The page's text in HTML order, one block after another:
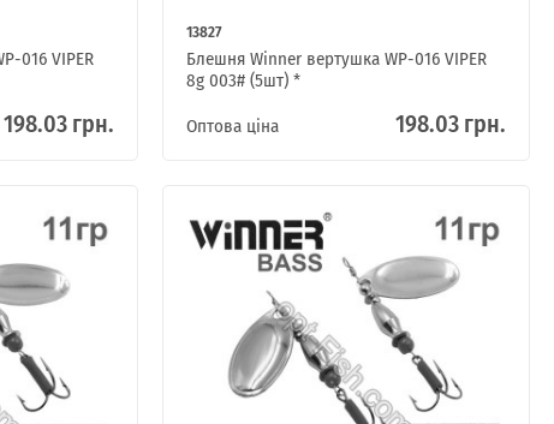
016 VIPER
198.03 грн.
13827
Блешня Winner вертушка WP-016 VIPER
8g 003# (5шт) *
Оптова ціна
198.03 грн.